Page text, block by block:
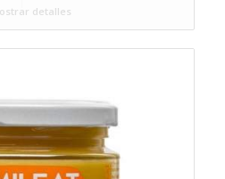
detalles